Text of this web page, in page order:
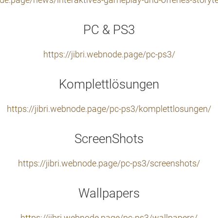
PC & PS3
https://jibri.webnode.page/pc-ps3/
Komplettlösungen
https://jibri.webnode.page/pc-ps3/komplettlosungen/
ScreenShots
https://jibri.webnode.page/pc-ps3/screenshots/
Wallpapers